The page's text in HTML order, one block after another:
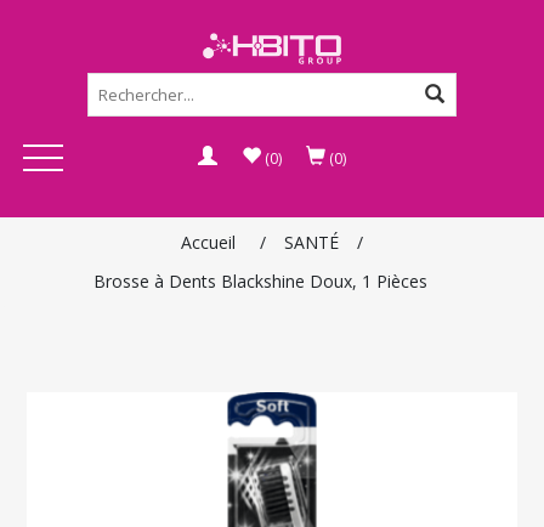
(0) (0)
Accueil / SANTÉ
/
Brosse à Dents Blackshine Doux, 1 Pièces